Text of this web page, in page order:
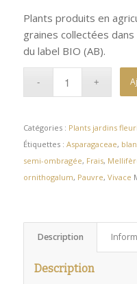
Plants produits en
graines collectées
du label BIO (AB).
Catégories : Plants jardins
Étiquettes : Asparagaceae,
semi-ombragée, Frais,
ornithogalum, Pauvre, Vivace
Description
Description